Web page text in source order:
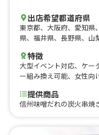
出店希望都道府県
東京都、 大阪府、 愛知県、
県、 福井県、 長野県、 山
特徴
大型イベント対応、 ケー
ー組み換え可能、 女性向
提供商品
信州味噌だれの炭火串焼